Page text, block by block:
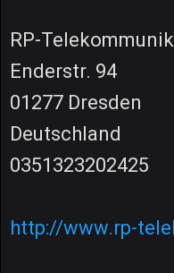
RP-
Enderstr. 94
01277 Dresden
Deutschland
0351323202425
http://www.rp-